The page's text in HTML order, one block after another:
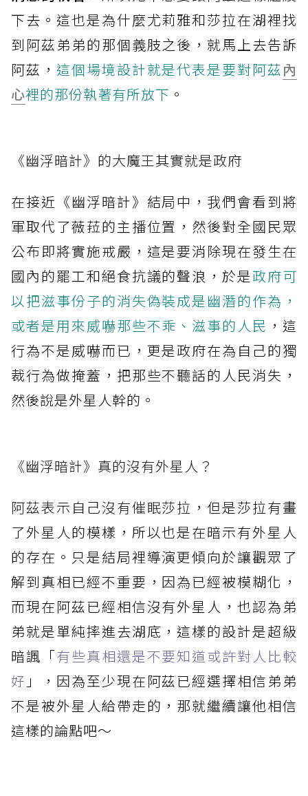
下去。這也是為什麼尤莉雅和莎拉在湖裡找
到阿茲弟弟的那個義肢之後，就馬上去告訴
阿茲， 這個場境設計就是代表是要對阿茲內
心裡的那份執著有所放下 。
《幽浮暗計》的大魔王其實就是政府
在接近《幽浮暗計》結局中，我們會看到將
軍取代了薇菈的主播位置，然後對全國民眾
公布即將實施戒嚴，這是要消除現在發生在
國內的罷工和絕食抗議的聲浪，於是政府可
以把滋事份子的消失偽裝成是幽潛的作為，
或者是用來威嚇那些不乖、滋事的人民 ，這
行為不是威嚇而已，更是政府在為自己的獨
裁行為做掩蓋，把那些不聽話的人民消失，
然後說是外星人幹的。
《幽浮暗計》真的沒有外星人？
阿茲表示自己沒有催眠莎拉 ，但是莎拉有畫
了外星人的模樣，所以也是在暗示有外星人
的存在。只是結局裡導演更傾向於讓觀眾了
解到真相已經不重要，因為已經被模糊化，
而現在阿茲已經相信沒有外星人，也認為弟
弟就是單純摔進去湖底，這樣的設計是超級
暗諷「有些真相還是不要知道或許對人比較
好 」，因為至少現在阿茲已經選擇相信弟弟
不是被外星人給帶走的，那就繼續讓他相信
這樣的論點吧～